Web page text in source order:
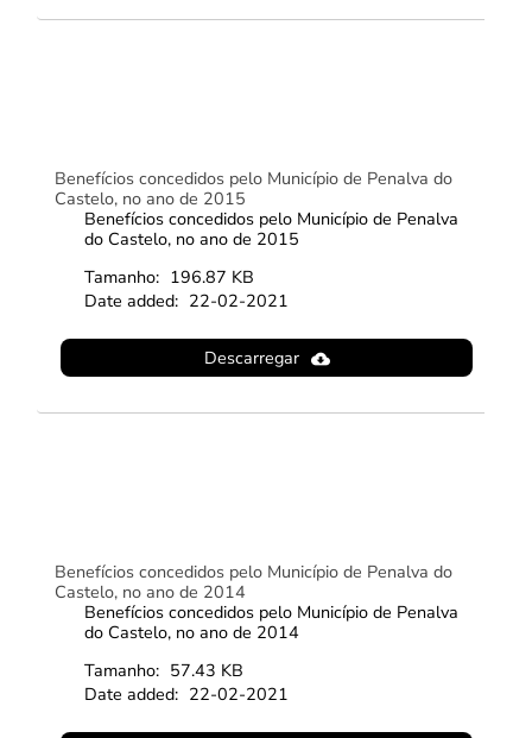
Benefícios concedidos pelo Município de Penalva do
Castelo, no ano de 2015
Benefícios concedidos pelo Município de Penalva
do Castelo, no ano de 2015
Tamanho: 196.87 KB
Date added: 22-02-2021
Descarregar
Benefícios concedidos pelo Município de Penalva do
Castelo, no ano de 2014
Benefícios concedidos pelo Município de Penalva
do Castelo, no ano de 2014
Tamanho: 57.43 KB
Date added: 22-02-2021